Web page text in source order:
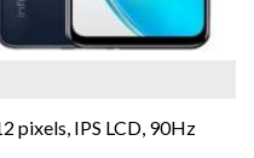
pixels, IPS LCD, 90Hz